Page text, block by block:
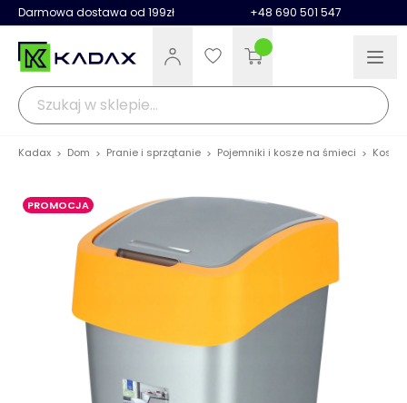
Darmowa dostawa od 199zł +48 690 501 547
Kadax > Dom > Pranie i sprzątanie > Pojemniki i kosze na śmieci > Kosz
PROMOCJA